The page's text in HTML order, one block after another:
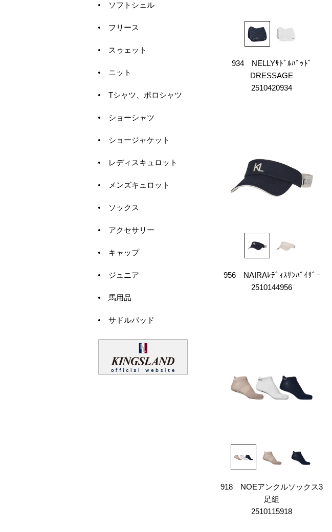
934 NELLYｻﾄﾞﾙﾊﾟｯﾄﾞ
DRESSAGE
2510420934
956 NAIRAﾚﾃﾞｨｽｻﾝﾊﾞｲｻﾞｰ
2510144956
918 NOEアンクルソックス3
足組
2510115918
ソフトシェル
フリース
スゥェット
ニット
Tシャツ、ポロシャツ
ショーシャツ
ショージャケット
レディスキュロット
メンズキュロット
ソックス
アクセサリー
キャップ
ジュニア
馬用品
サドルパッド